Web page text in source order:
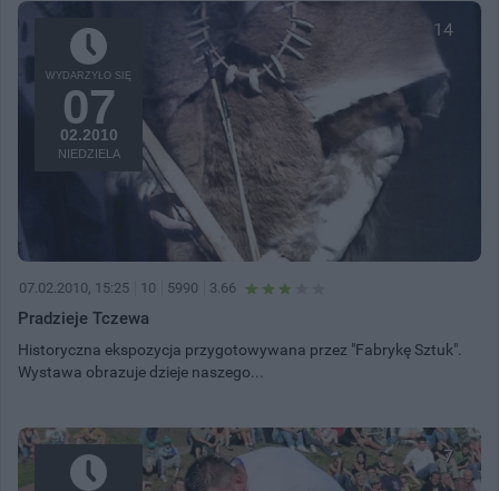
14
WYDARZYŁO SIĘ
07
02.2010
NIEDZIELA
07.02.2010, 15:25 10 5990 3.66
Pradzieje Tczewa
Historyczna ekspozycja przygotowywana przez "Fabrykę Sztuk".
Wystawa obrazuje dzieje naszego...
7